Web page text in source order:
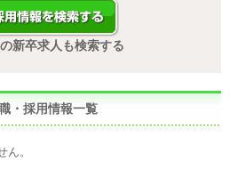
新卒求人も検索する
・採用情報一覧
。